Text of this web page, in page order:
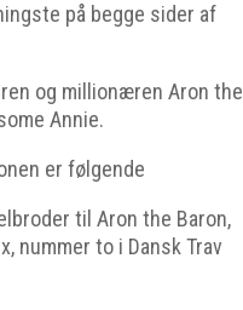
på begge sider af
og millionæren Aron the
Annie.
er følgende
til Aron the Baron,
nummer to i Dansk Trav